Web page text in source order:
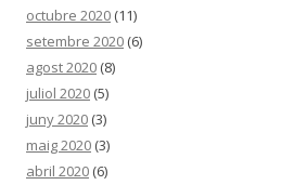
octubre 2020 (11)
setembre 2020 (6)
agost 2020 (8)
juliol 2020 (5)
juny 2020 (3)
maig 2020 (3)
abril 2020 (6)